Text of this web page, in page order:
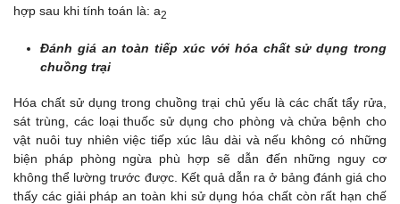
hợp sau khi tính toán là: a2
Đánh giá an toàn tiếp xúc với hóa chất sử dụng trong
chuồng trại
Hóa chất sử dụng trong chuồng trại chủ yếu là các chất tẩy rửa,
sát trùng, các loại thuốc sử dụng cho phòng và chửa bệnh cho
vật nuôi tuy nhiên việc tiếp xúc lâu dài và nếu không có những
biện pháp phòng ngừa phù hợp sẽ dẫn đến những nguy cơ
không thể lường trước được. Kết quả dẫn ra ở bảng đánh giá cho
thấy các giải pháp an toàn khi sử dụng hóa chất còn rất hạn chế